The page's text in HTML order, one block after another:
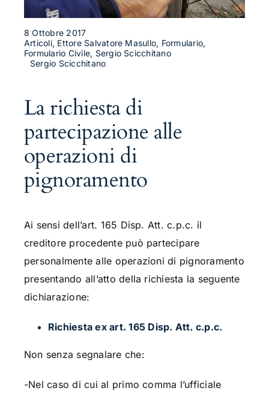
8 Ottobre 2017
Articoli, Ettore Salvatore Masullo, Formulario,
Formulario Civile, Sergio Scicchitano
Sergio Scicchitano
La richiesta di
partecipazione alle
operazioni di
pignoramento
Ai sensi dell’art. 165 Disp. Att. c.p.c. il
creditore procedente può partecipare
personalmente alle operazioni di pignoramento
presentando all’atto della richiesta la seguente
dichiarazione:
Richiesta ex art. 165 Disp. Att. c.p.c.
Non senza segnalare che:
-Nel caso di cui al primo comma l’ufficiale